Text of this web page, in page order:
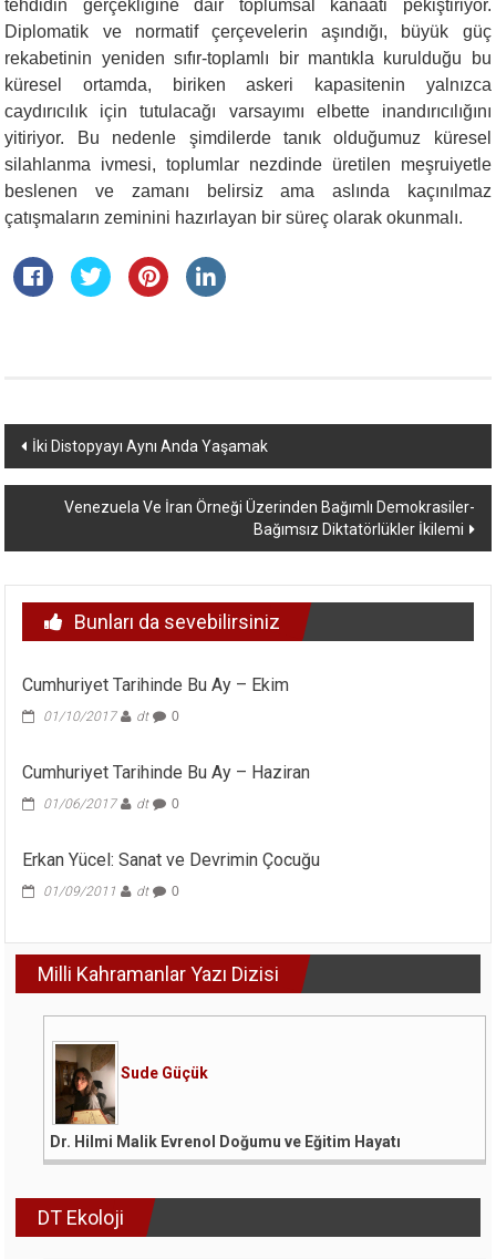
tehdidin gerçekliğine dair toplumsal kanaati pekiştiriyor.
Diplomatik ve normatif çerçevelerin aşındığı, büyük güç
rekabetinin yeniden sıfır-toplamlı bir mantıkla kurulduğu bu
küresel ortamda, biriken askeri kapasitenin yalnızca
caydırıcılık için tutulacağı varsayımı elbette inandırıcılığını
yitiriyor. Bu nedenle şimdilerde tanık olduğumuz küresel
silahlanma ivmesi, toplumlar nezdinde üretilen meşruiyetle
beslenen ve zamanı belirsiz ama aslında kaçınılmaz
çatışmaların zeminini hazırlayan bir süreç olarak okunmalı.
Yazı
dolaşımı
İki Distopyayı Aynı Anda Yaşamak
Venezuela Ve İran Örneği Üzerinden Bağımlı Demokrasiler-
Bağımsız Diktatörlükler İkilemi
Bunları da sevebilirsiniz
Cumhuriyet Tarihinde Bu Ay – Ekim
01/10/2017 dt 0
Cumhuriyet Tarihinde Bu Ay – Haziran
01/06/2017 dt 0
Erkan Yücel: Sanat ve Devrimin Çocuğu
01/09/2011 dt 0
Milli Kahramanlar Yazı Dizisi
Sude Güçük
Dr. Hilmi Malik Evrenol Doğumu ve Eğitim Hayatı
DT Ekoloji